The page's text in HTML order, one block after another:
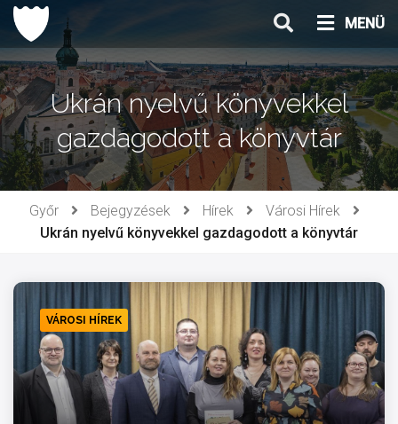
Ugrás
tartalomhoz
MENÜ
Ukrán nyelvű könyvekkel
gazdagodott a könyvtár
Győr Bejegyzések Hírek
Városi Hírek
Ukrán nyelvű könyvekkel gazdagodott a könyvtár
VÁROSI HÍREK